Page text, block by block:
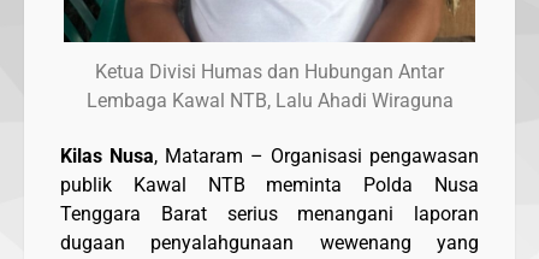
Ketua Divisi Humas dan Hubungan Antar
Lembaga Kawal NTB, Lalu Ahadi Wiraguna
Kilas Nusa, Mataram – Organisasi pengawasan
publik Kawal NTB meminta Polda Nusa
Tenggara Barat serius menangani laporan
dugaan penyalahgunaan wewenang yang